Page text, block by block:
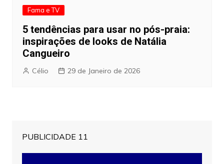
Fama e TV
5 tendências para usar no pós-praia:
inspirações de looks de Natália
Cangueiro
Célio 29 de Janeiro de 2026
PUBLICIDADE 11